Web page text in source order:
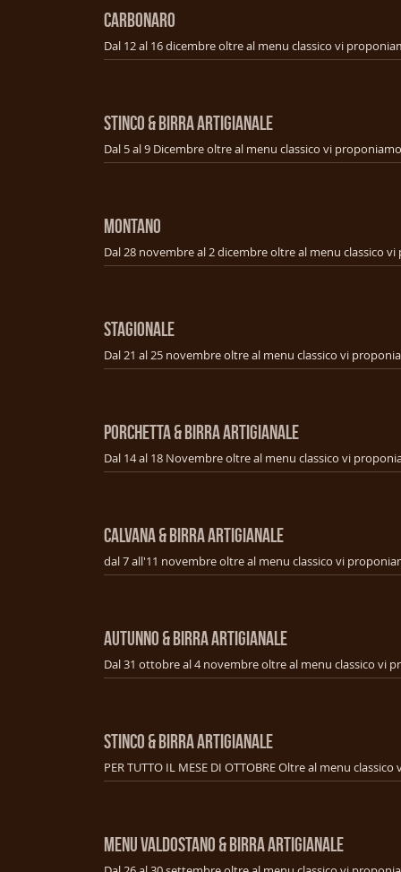
CARBONARO
STINCO & BIRRA ARTIGIANALE
MONTANO
STAGIONALE
PORCHETTA & BIRRA ARTIGIANALE
CALVANA & BIRRA ARTIGIANALE
AUTUNNO & BIRRA ARTIGIANALE
STINCO & BIRRA ARTIGIANALE
MENU VALDOSTANO & BIRRA ARTIGIANALE